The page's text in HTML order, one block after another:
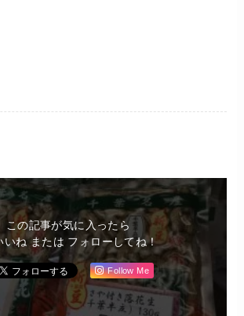
この記事が気に入ったら
いね または フォローしてね！
Follow Me